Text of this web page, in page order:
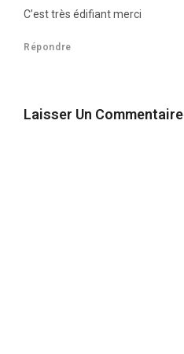
C’est très édifiant merci
Répondre
Laisser Un Commentaire